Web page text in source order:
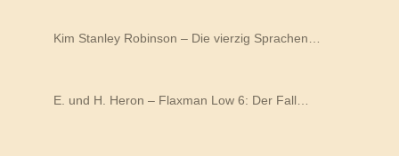
Kim Stanley Robinson – Die vierzig Sprachen…
E. und H. Heron – Flaxman Low 6: Der Fall…